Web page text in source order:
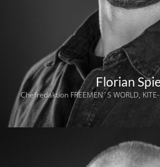
Florian
Chefredaktion FREEMEN`S WORLD,